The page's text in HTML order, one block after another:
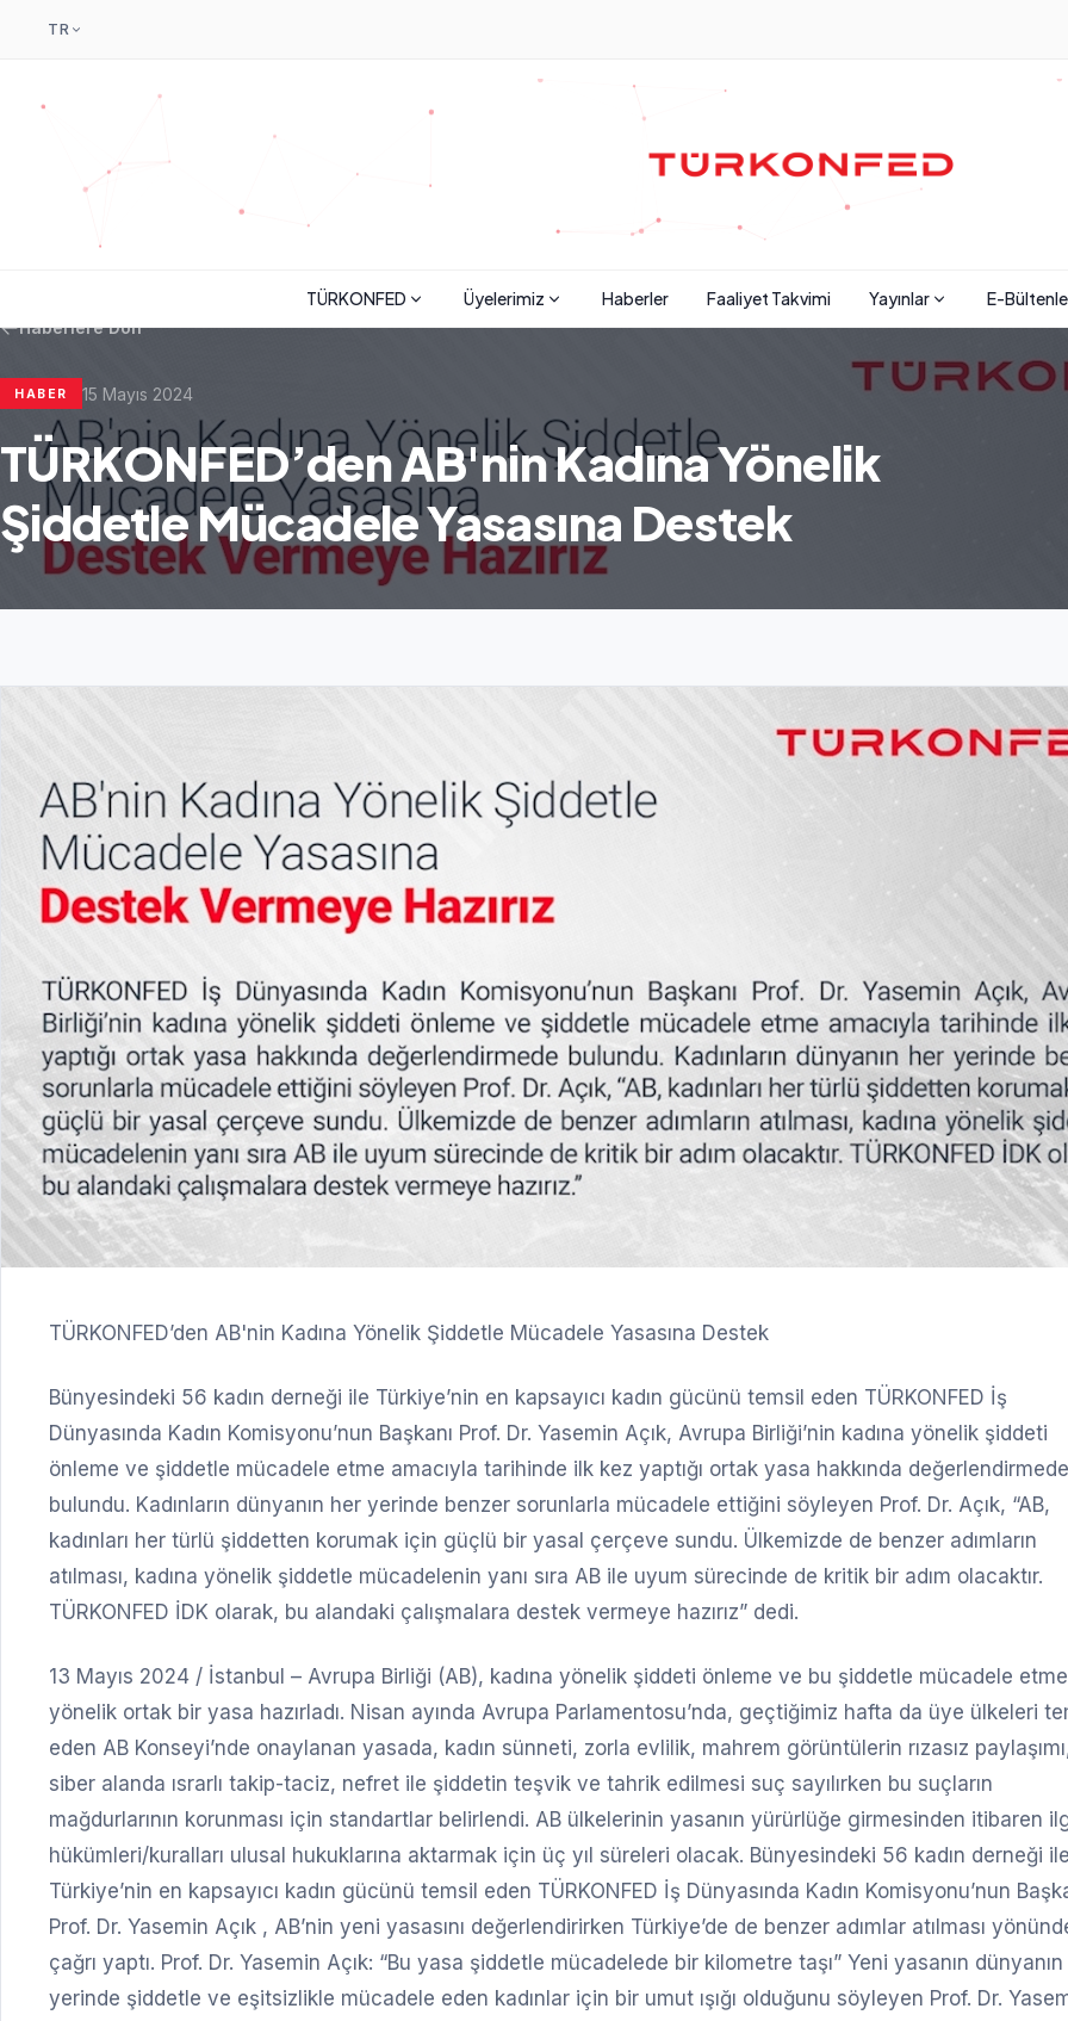
TR
TÜRKONFED Üyelerimiz Haberler Faaliyet Takvimi Yayınlar E-
Haberlere Dön
HABER 15 Mayıs 2024
TÜRKONFED’den AB'nin Kadına Yönelik
Şiddetle Mücadele Yasasına Destek
TÜRKONFED’den AB'nin Kadına Yönelik Şiddetle Mücadele Yasasına Destek
Bünyesindeki 56 kadın derneği ile Türkiye’nin en kapsayıcı kadın gücünü temsil eden TÜRKONFED İş
Dünyasında Kadın Komisyonu’nun Başkanı Prof. Dr. Yasemin Açık, Avrupa Birliği’nin kadına yönelik şiddeti
önleme ve şiddetle mücadele etme amacıyla tarihinde ilk kez yaptığı ortak yasa hakkında değerlendirmede
bulundu. Kadınların dünyanın her yerinde benzer sorunlarla mücadele ettiğini söyleyen Prof. Dr. Açık, “AB,
kadınları her türlü şiddetten korumak için güçlü bir yasal çerçeve sundu. Ülkemizde de benzer adımların
atılması, kadına yönelik şiddetle mücadelenin yanı sıra AB ile uyum sürecinde de kritik bir adım olacaktır.
TÜRKONFED İDK olarak, bu alandaki çalışmalara destek vermeye hazırız” dedi.
13 Mayıs 2024 / İstanbul – Avrupa Birliği (AB), kadına yönelik şiddeti önleme ve bu şiddetle mücadele
yönelik ortak bir yasa hazırladı. Nisan ayında Avrupa Parlamentosu’nda, geçtiğimiz hafta da üye ülkeleri
eden AB Konseyi’nde onaylanan yasada, kadın sünneti, zorla evlilik, mahrem görüntülerin rızasız
siber alanda ısrarlı takip-taciz, nefret ile şiddetin teşvik ve tahrik edilmesi suç sayılırken bu suçların
mağdurlarının korunması için standartlar belirlendi. AB ülkelerinin yasanın yürürlüğe girmesinden itibaren
hükümleri/kuralları ulusal hukuklarına aktarmak için üç yıl süreleri olacak. Bünyesindeki 56 kadın derneği
Türkiye’nin en kapsayıcı kadın gücünü temsil eden TÜRKONFED İş Dünyasında Kadın Komisyonu’nun
Prof. Dr. Yasemin Açık , AB’nin yeni yasasını değerlendirirken Türkiye’de de benzer adımlar atılması
çağrı yaptı. Prof. Dr. Yasemin Açık: “Bu yasa şiddetle mücadelede bir kilometre taşı” Yeni yasanın
yerinde şiddetle ve eşitsizlikle mücadele eden kadınlar için bir umut ışığı olduğunu söyleyen Prof. Dr.